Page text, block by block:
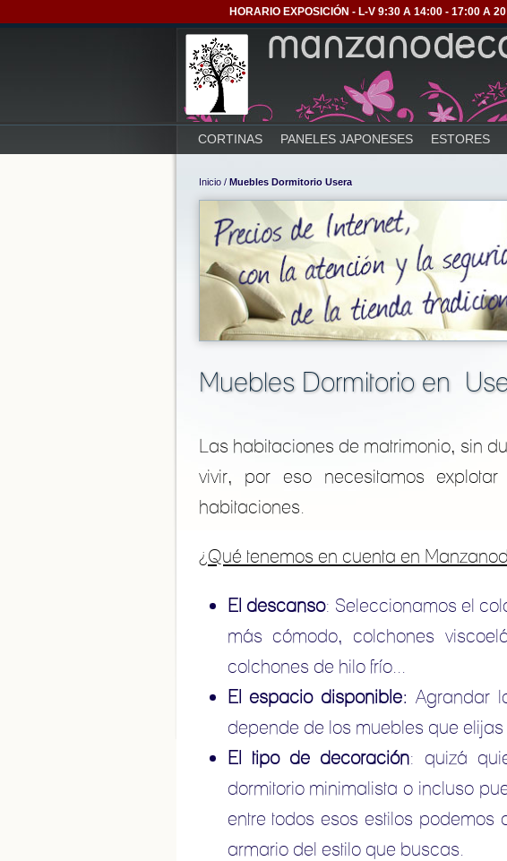
HORARIO EXPOSICIÓN - L-V 9:30 A 14:00 - 17:00 A
CORTINAS PANELES JAPONESES ESTORES
Inicio /Muebles Dormitorio Usera
Muebles Dormitorio en
Las habitaciones de matrimonio, sin
vivir, por eso necesitamos
habitaciones.
¿Qué tenemos en cuenta en
El descanso: Seleccionamos el
más cómodo, colchones
colchones de hilo frío...
El espacio disponible: Agrandar
depende de los muebles que
El tipo de decoración: quizá
dormitorio minimalista o incluso
entre todos esos estilos
armario del estilo que buscas.